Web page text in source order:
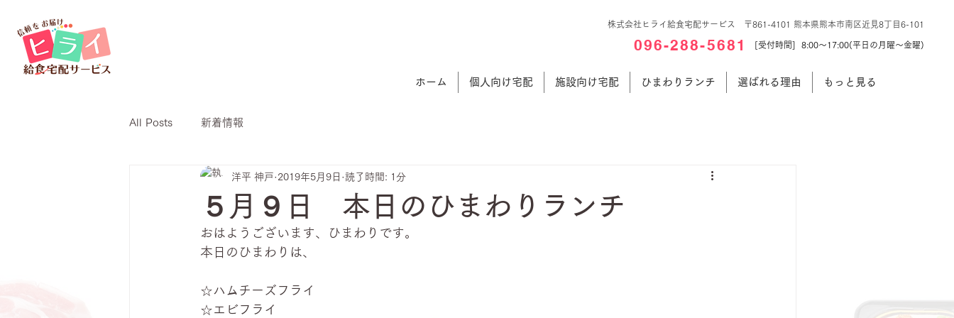
株式会社ヒライ給食宅配サービス 〒861-4101 熊本県熊本市南区近見8丁目6-101
096-288-5681 [受付時間] 8:00～17:00(平日の月曜～金曜)
ホーム 個人向け宅配 施設向け宅配 ひまわりランチ 選ばれる理由 もっと見る
All Posts 新着情報
５月９日 本日のひまわりランチ
洋平 神戸 2019年5月9日 読了時間: 1分
おはようございます、ひまわりです。
本日のひまわりは、
☆ハムチーズフライ
☆エビフライ